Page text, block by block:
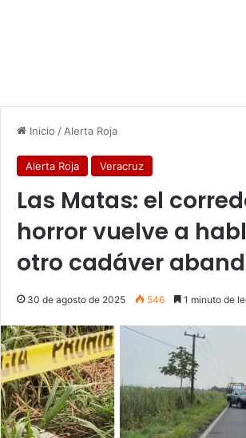
Inicio / Alerta Roja
Alerta Roja Veracruz
Las Matas: el
horror vuelve a
otro cadáver
30 de agosto de 2025 546 1 minuto de